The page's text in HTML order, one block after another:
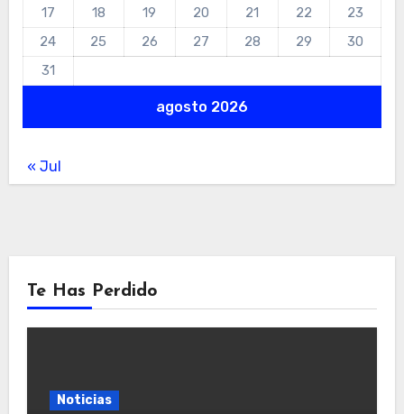
agosto 2026
17
18 19 20 21 22
23
24
25 26 27 28 29
30
31
« Jul
Te Has Perdido
Noticias